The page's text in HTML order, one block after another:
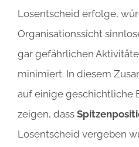
Losentscheid erfolge,
Organisationssicht
gar gefährlichen
minimiert. In diesem
auf einige geschichtliche
zeigen, dass
Losentscheid vergeben